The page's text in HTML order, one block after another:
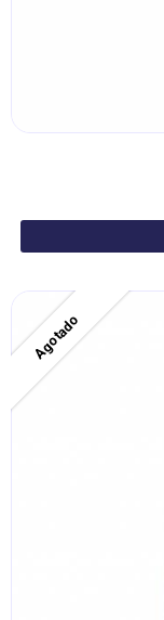
Agotado